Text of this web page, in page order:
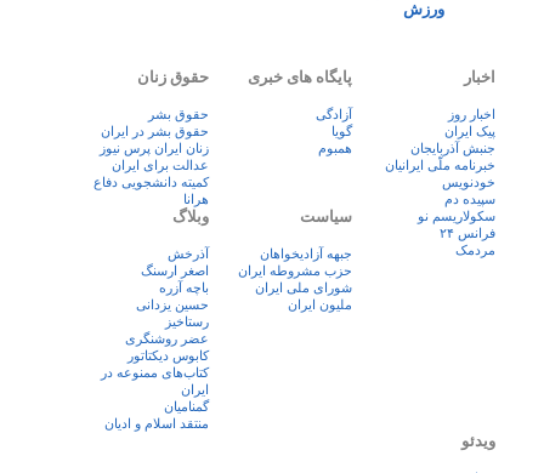
ورزش
اخبار
اخبار روز
پيک ايران
جنبش آذربایجان
خبرنامه ملّی ایرانیان
خودنویس
سپیده دم
سکولاریسم نو
فرانس ۲۴
مردمک
پایگاه های خبری
آزادگی
گویا
همبوم
حقوق زنان
حقوق بشر
حقوق بشر در ایران
زنان ايران پرس نيوز
عدالت برای ایران
کمیته دانشجویی دفاع
هرانا
سیاست
جبهه آزادیخواهان
حزب مشروطه ایران
شورای ملی ایران
ملیون ایران
وبلاگ
آذرخش
اصغر ارسنگ
باچه آزره
حسین یزدانی
رستاخیز
عضر روشنگری
کابوس دیکتاتور
کتاب‌های ممنوعه در
ایران
گمنامیان
منتقد اسلام و ادیان
ویدئو